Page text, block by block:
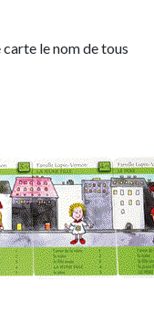
le nom de tous